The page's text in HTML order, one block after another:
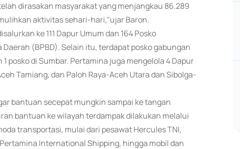
dirasakan masyarakat yang menjangkau 86.289
aktivitas sehari-hari,"ujar Baron.
ke 111 Dapur Umum dan 164 Posko
(BPBD). Selain itu, terdapat posko gabungan
posko di Sumbar. Pertamina juga mengelola 4 Dapur
Tamiang, dan Paloh Raya-Aceh Utara dan Sibolga-
bantuan secepat mungkin sampai ke tangan
bantuan ke wilayah terdampak dilakukan melalui
transportasi, mulai dari pesawat Hercules TNI,
International Shipping, hingga mobil dan